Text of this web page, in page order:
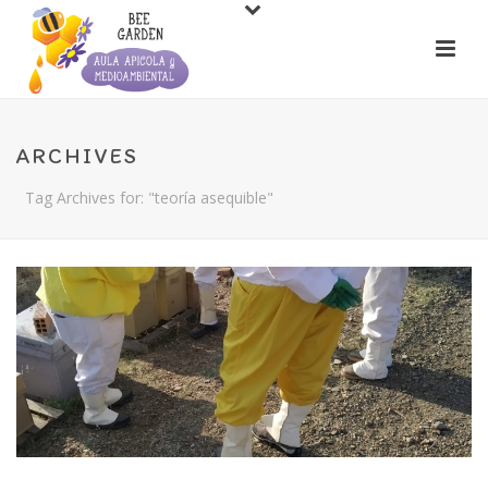
ARCHIVES
Tag Archives for: "teoría asequible"